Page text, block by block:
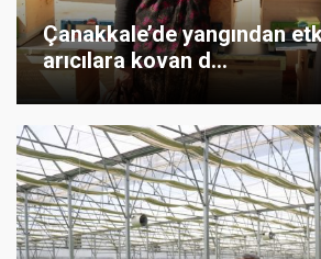
Çanakkale’de yangından
arıcılara kovan d...